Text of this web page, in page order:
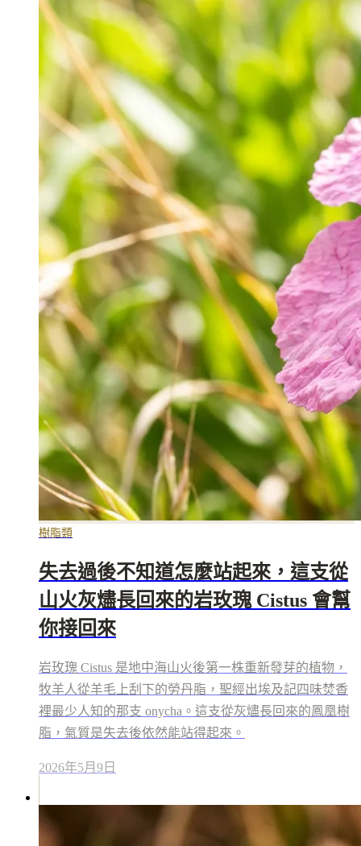
樹脂類
失去過後不知道怎麼站起來，這支從
山火灰燼長回來的岩玫瑰 Cistus 會幫
你接回來
岩玫瑰 Cistus 是地中海山火後第一株重新發芽的植物，
牧羊人從羊毛上刮下的勞丹脂，聖經出埃及記四味焚香
裡最少人知的那支 onycha。這支從灰燼長回來的鳳凰樹
脂，氣質是失去後依然能站得起來。
2026年5月9日